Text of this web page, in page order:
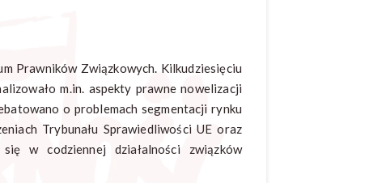
Prawników Związkowych. Kilkudziesięciu
m.in. aspekty prawne nowelizacji
o problemach segmentacji rynku
Trybunału Sprawiedliwości UE oraz
w codziennej działalności związków